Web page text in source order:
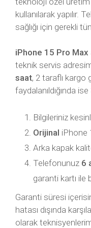
kullanılarak yapılır.
sağlığı için gerekli
iPhone 15 Pro
teknik servis
saat, 2 taraflı
faydalanıldığında ise
Bilgileriniz
Orijinal iPhone
Arka kapak
Telefonunuz 6
garanti kartı ile
Garanti süresi
hatası dışında
olarak